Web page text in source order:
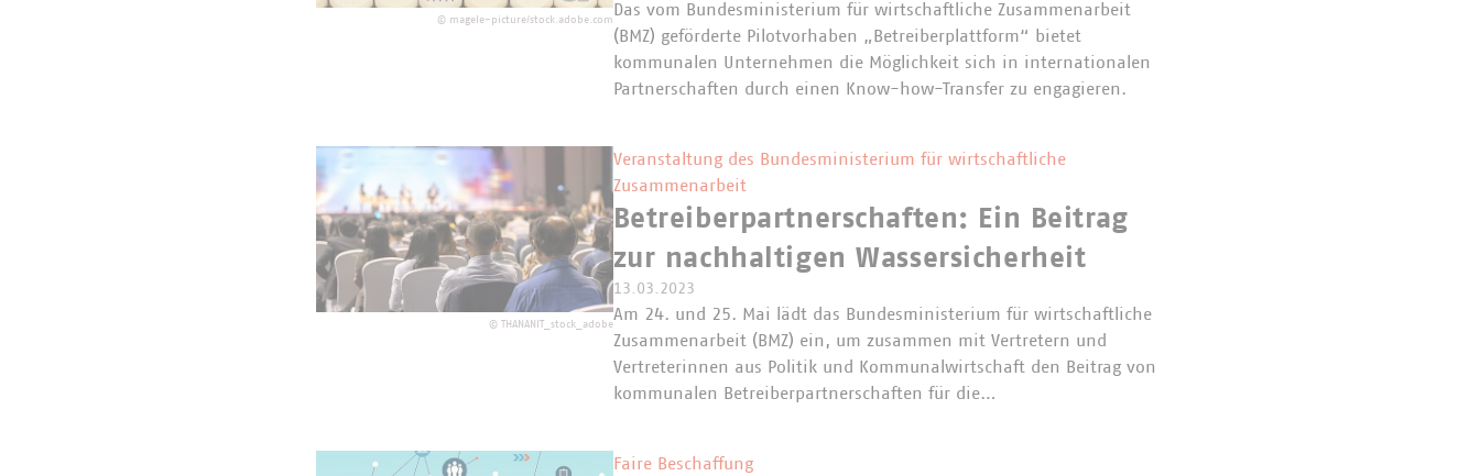
© magele-picture/stock.adobe.com
Das vom Bundesministerium für wirtschaftliche Zusammenarbeit
(BMZ) geförderte Pilotvorhaben „Betreiberplattform“ bietet
kommunalen Unternehmen die Möglichkeit sich in internationalen
Partnerschaften durch einen Know-how-Transfer zu engagieren.
© THANANIT_stock_adobe
Veranstaltung des Bundesministerium für wirtschaftliche
Zusammenarbeit
Betreiberpartnerschaften: Ein Beitrag
zur nachhaltigen Wassersicherheit
13.03.2023
Am 24. und 25. Mai lädt das Bundesministerium für wirtschaftliche
Zusammenarbeit (BMZ) ein, um zusammen mit Vertretern und
Vertreterinnen aus Politik und Kommunalwirtschaft den Beitrag von
kommunalen Betreiberpartnerschaften für die…
Faire Beschaffung